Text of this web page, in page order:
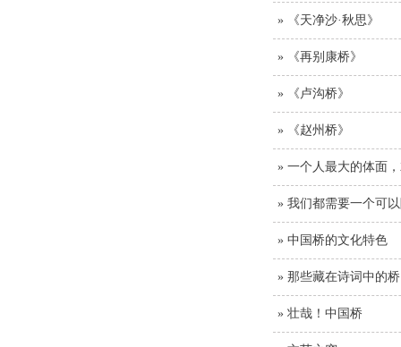
» 《天净沙·秋思》
» 《再别康桥》
» 《卢沟桥》
» 《赵州桥》
» 一个人最大的体面
» 我们都需要一个可
» 中国桥的文化特色
» 那些藏在诗词中的
» 壮哉！中国桥